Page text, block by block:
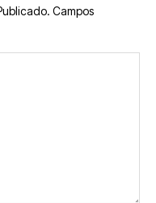
Campos